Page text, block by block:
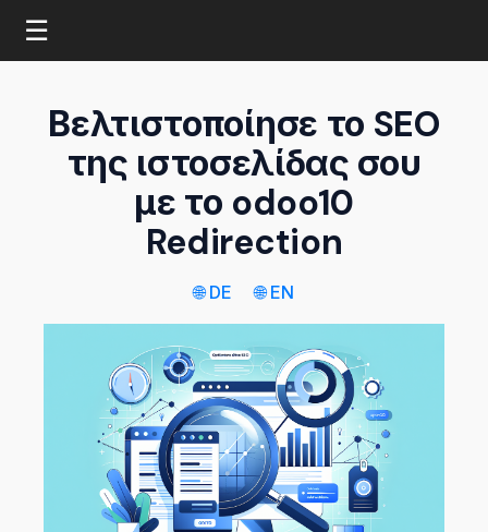
☰
Βελτιστοποίησε το SEO
της ιστοσελίδας σου
με το odoo10
Redirection
🌐 DE 🌐 EN